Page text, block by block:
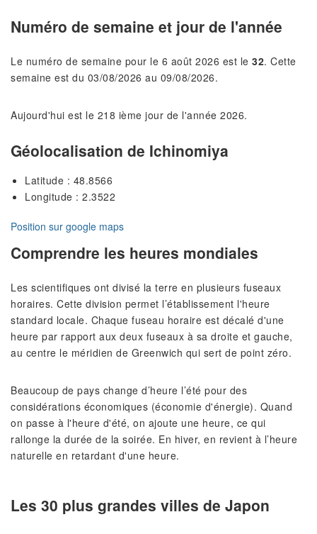
Numéro de semaine et jour de l'année
Le numéro de semaine pour le 6 août 2026 est le 32. Cette
semaine est du 03/08/2026 au 09/08/2026.
Aujourd'hui est le 218 ième jour de l'année 2026.
Géolocalisation de Ichinomiya
Latitude : 48.8566
Longitude : 2.3522
Position sur google maps
Comprendre les heures mondiales
Les scientifiques ont divisé la terre en plusieurs fuseaux
horaires. Cette division permet l’établissement l'heure
standard locale. Chaque fuseau horaire est décalé d'une
heure par rapport aux deux fuseaux à sa droite et gauche,
au centre le méridien de Greenwich qui sert de point zéro.
Beaucoup de pays change d’heure l’été pour des
considérations économiques (économie d'énergie). Quand
on passe à l'heure d'été, on ajoute une heure, ce qui
rallonge la durée de la soirée. En hiver, en revient à l’heure
naturelle en retardant d'une heure.
Les 30 plus grandes villes de Japon